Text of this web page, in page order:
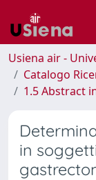
Usiena air -
Catalogo
1.5 Abstract
in